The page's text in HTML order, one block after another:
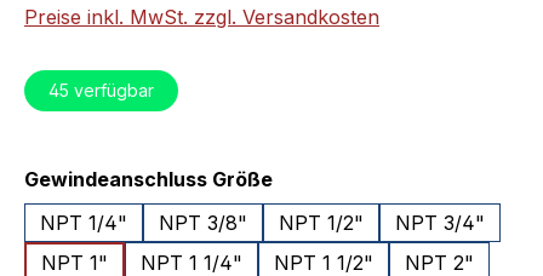
Preise inkl. MwSt. zzgl. Versandkosten
45 verfügbar
Gewindeanschluss Größeauswählen
NPT 1/4"
NPT 3/8" NPT 1/2"
NPT 3/4"
NPT 1"
NPT 1 1/4" NPT 1 1/2" NPT 2"